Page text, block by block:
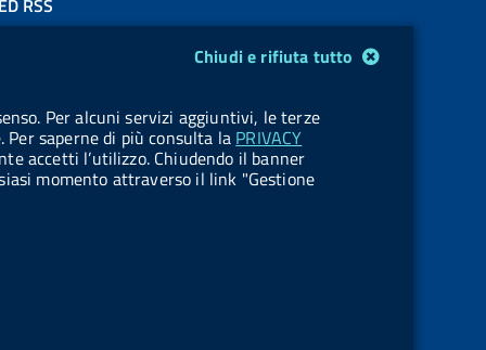
Chiudi e rifiuta tutto
Per alcuni servizi aggiuntivi, le terze
saperne di più consulta la PRIVACY
accetti l’utilizzo. Chiudendo il banner
momento attraverso il link "Gestione
b
o
e
d
l
.
s
k
u
u
b
b
l
.
RSS
e
d
cookie